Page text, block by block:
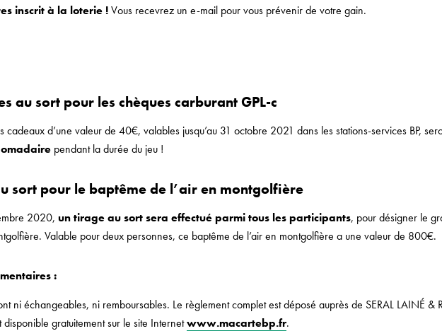
inscrit à la loterie !Vous recevrez un e-mail pour vous prévenir de votre gain.
au sort pour les chèques carburant GPL-c
cadeaux d’une valeur de 40€, valables jusqu’au 31 octobre 2021 dans les stations-services BP,
pendant la durée du jeu !
sort pour le baptême de l’air en montgolfière
2020, un tirage au sort sera effectué parmi tous les participants, pour désigner le
Valable pour deux personnes, ce baptême de l’air en montgolfière a une valeur de 800€.
:
ni échangeables, ni remboursables. Le règlement complet est déposé auprès de SERAL LAINÉ &
disponible gratuitement sur le site Internetwww.macartebp.fr.